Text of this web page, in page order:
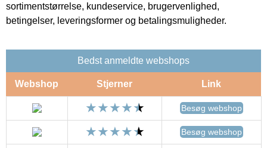
sortimentstørrelse, kundeservice, brugervenlighed,
betingelser, leveringsformer og betalingsmuligheder.
Bedst anmeldte webshops
Webshop Stjerner Link
Besøg webshop
Besøg webshop